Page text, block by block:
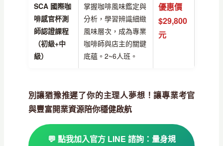
SCA 國際咖
啡感官杯測
師認證課程
（初級+中
級）
掌握咖啡風味鑑定與
分析，學習辨識細緻
風味層次，成為專業
咖啡師與店主的關鍵
底蘊。2~6人班。
優惠價
$29,800
元
別讓猶豫推遲了你的主理人夢想！讓專業考官
與豐富開業資源陪你穩健啟航
💬 點我加入官方 LINE 諮詢：量身規